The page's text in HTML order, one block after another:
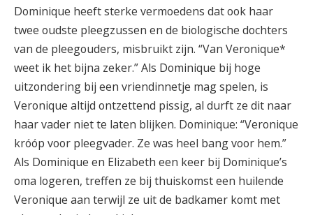
Dominique heeft sterke vermoedens dat ook haar
twee oudste pleegzussen en de biologische dochters
van de pleegouders, misbruikt zijn. “Van Veronique*
weet ik het bijna zeker.” Als Dominique bij hoge
uitzondering bij een vriendinnetje mag spelen, is
Veronique altijd ontzettend pissig, al durft ze dit naar
haar vader niet te laten blijken. Dominique: “Veronique
króóp voor pleegvader. Ze was heel bang voor hem.”
Als Dominique en Elizabeth een keer bij Dominique’s
oma logeren, treffen ze bij thuiskomst een huilende
Veronique aan terwijl ze uit de badkamer komt met